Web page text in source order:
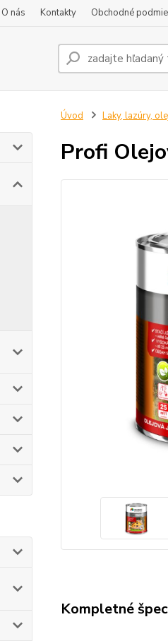
O nás Kontakty Obchodné
Úvod Laky, lazúry,
Profi
Kompletné